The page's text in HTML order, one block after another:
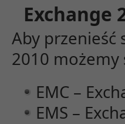
Exchange
Aby przenieść
2010 możemy
EMC –
EMS –